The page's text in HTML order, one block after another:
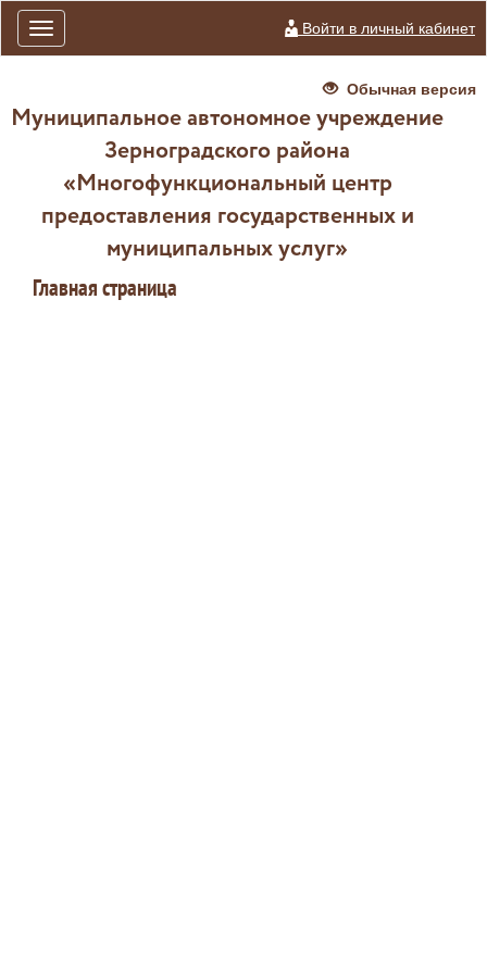
Toggle
navigation
Войти в личный кабинет
Обычная версия
Муниципальное автономное учреждение
Зерноградского района
«Многофункциональный центр
предоставления государственных и
муниципальных услуг»
Главная страница